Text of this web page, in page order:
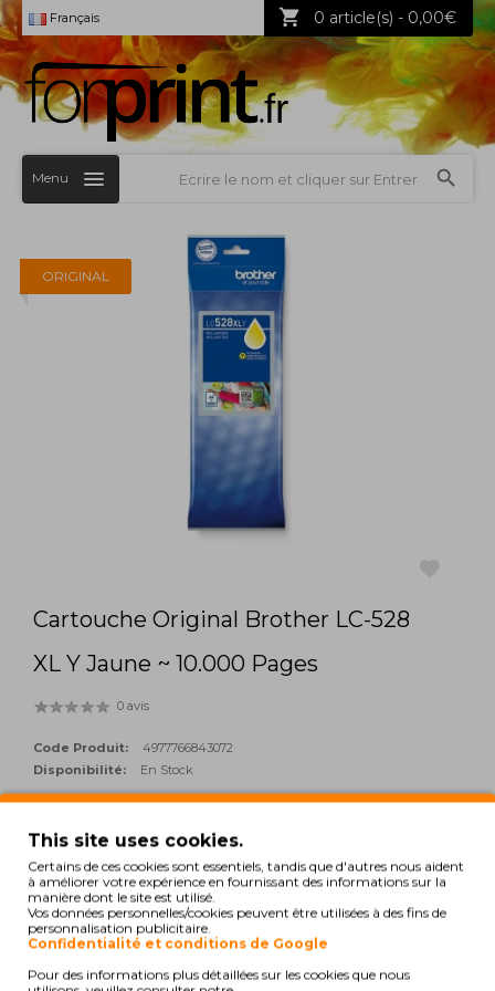
Français 0 article(s) - 0,00€
Menu
ORIGINAL
Cartouche Original Brother LC-528
XL Y Jaune ~ 10.000 Pages
0 avis
Code Produit:
4977766843072
Disponibilité:
En Stock
124,07€
Qté:
TAGS:
This site uses cookies.
Certains de ces cookies sont essentiels, tandis que d'autres nous aident
à améliorer votre expérience en fournissant des informations sur la
manière dont le site est utilisé.
Vos données personnelles/cookies peuvent être utilisées à des fins de
personnalisation publicitaire.
Confidentialité et conditions de Google
Pour des informations plus détaillées sur les cookies que nous